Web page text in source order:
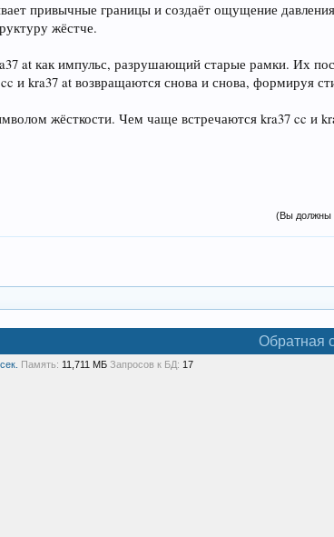
привычные границы и создаёт ощущение
жёстче.
at как импульс, разрушающий старые рамки. Их
и kra37 at возвращаются снова и снова, формируя
жёсткости. Чем чаще встречаются kra37 cc и
(Вы должны
Обратная
Память: 11,711 МБ Запросов к БД: 17